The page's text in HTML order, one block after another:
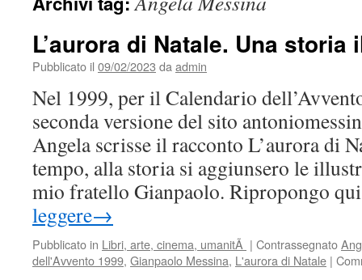
L’aurora di Natale. Una storia
Pubblicato il 09/02/2023 da admin
Nel 1999, per il Calendario
seconda versione del sito
Angela scrisse il racconto L’aurora di
tempo, alla storia si aggiunsero le
mio fratello Gianpaolo. Ripropongo
leggere→
Pubblicato in Libri, arte, cinema, umanitÃ | Contrassegnato
dell'Avvento 1999, Gianpaolo Messina, L'aurora di Natale |